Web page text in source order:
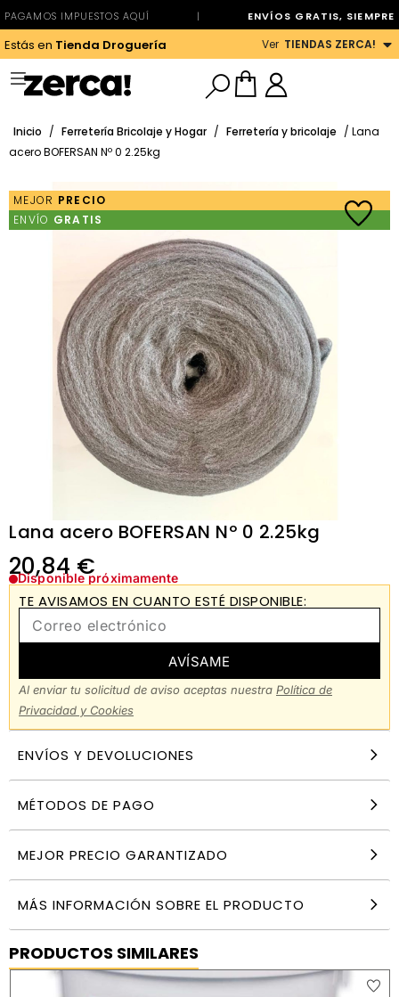
PAGAMOS IMPUESTOS AQUÍ | ENVÍOS GRATIS, SIEMPRE
Estás en Tienda Droguería Ver TIENDAS ZERCA!
Inicio / Ferretería Bricolaje y Hogar / Ferretería y bricolaje / Lana
acero BOFERSAN Nº 0 2.25kg
MEJOR PRECIO
ENVÍO GRATIS
Lana acero BOFERSAN Nº 0 2.25kg
20,84€
Disponible próximamente
TE AVISAMOS EN CUANTO ESTÉ DISPONIBLE:
AVÍSAME
Al enviar tu solicitud de aviso aceptas nuestra Política de
Privacidad y Cookies
ENVÍOS Y DEVOLUCIONES
MÉTODOS DE PAGO
MEJOR PRECIO GARANTIZADO
MÁS INFORMACIÓN SOBRE EL PRODUCTO
PRODUCTOS SIMILARES